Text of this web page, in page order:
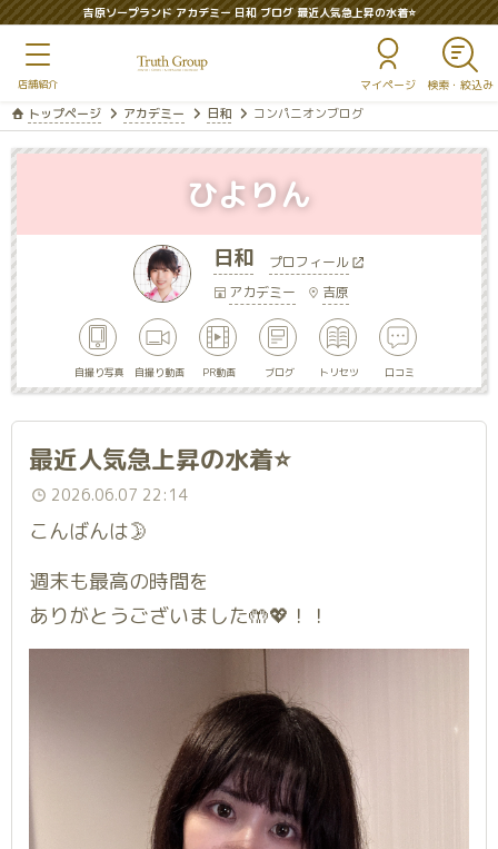
吉原ソープランド アカデミー 日和 ブログ 最近人気急上昇の水着⭐
マイページ
トップページ アカデミー 日和 コンパニオンブログ
日和
プロフィール
アカデミー
吉原
自撮り写真 自撮り動画 PR動画 ブログ トリセツ 口コミ
ひよりん
最近人気急上昇の水着⭐
2026.06.07 22:14
こんばんは🌛
週末も最高の時間を
ありがとうございました🤲💖！！